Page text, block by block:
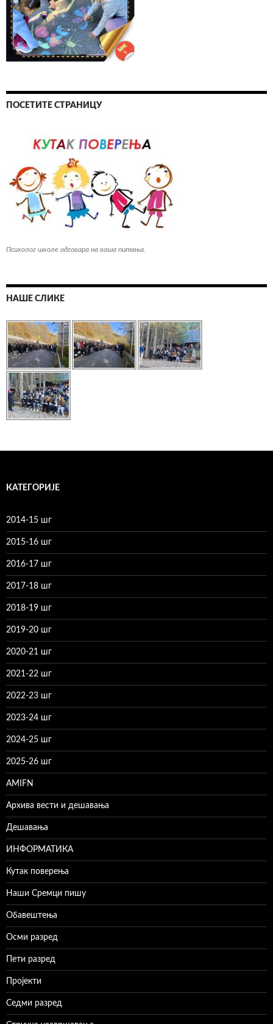
ПОСЕТИТЕ СТРАНИЦУ
Психолог школе одговара на ваша питања.
НАШЕ СЛИКЕ
КАТЕГОРИЈЕ
2014-15 шг
2015-16 шг
2016-17 шг
2017-18 шг
2018-19 шг
2019-20 шг
2020-21 шг
2021-22 шг
2022-23 шг
2023-24 шг
2024-25 шг
2025-26 шг
AMIFN
Архива вести и дешавања
Дешавања
ИНФОРМАТИКА
Кутак поверења
Наши Сремци пишу
Обавештења
Осми разред
Пети разред
Пројекти
Седми разред